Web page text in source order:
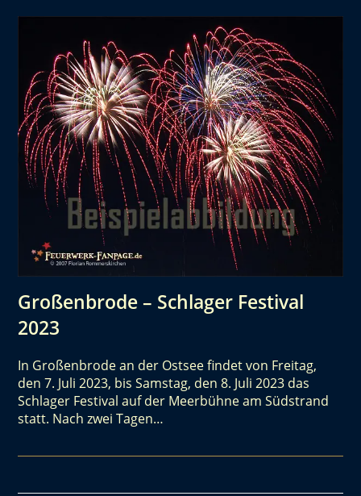
Großenbrode – Schlager Festival
2023
In Großenbrode an der Ostsee findet von Freitag,
den 7. Juli 2023, bis Samstag, den 8. Juli 2023 das
Schlager Festival auf der Meerbühne am Südstrand
statt. Nach zwei Tagen…